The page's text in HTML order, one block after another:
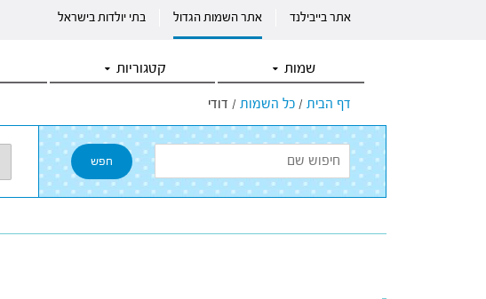
אתר בייבילנד אתר השמות הגדול בתי יולדות בישראל
שמות קטגוריות
דף הבית / כל השמות / דודי